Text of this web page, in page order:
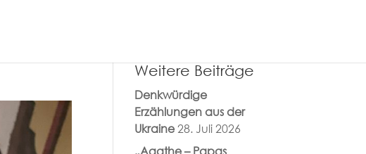
Weitere Beiträge
Denkwürdige
Erzählungen aus der
Ukraine28. Juli 2026
„Agathe – Papas